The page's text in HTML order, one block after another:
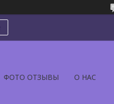
ФОТО ОТЗЫВЫ О НАС